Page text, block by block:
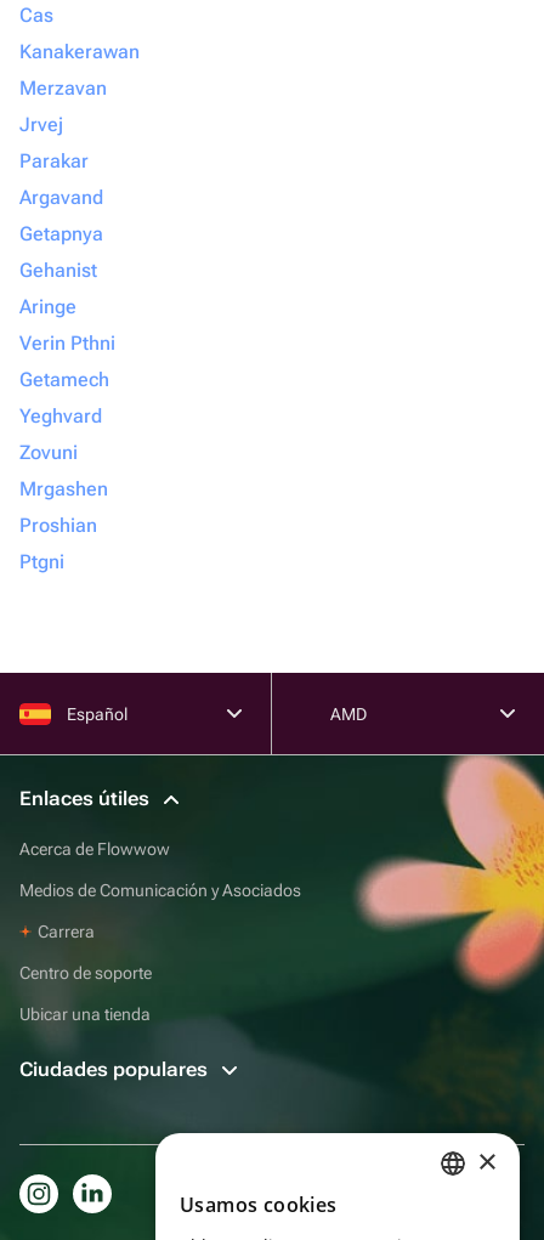
Cas
Kanakerawan
Merzavan
Jrvej
Parakar
Argavand
Getapnya
Gehanist
Aringe
Verin Pthni
Getamech
Yeghvard
Zovuni
Mrgashen
Proshian
Ptgni
Español AMD
Enlaces útiles
Acerca de Flowwow
Medios de Comunicación y Asociados
Carrera
Centro de soporte
Ubicar una tienda
Ciudades populares
×
Usamos cookies